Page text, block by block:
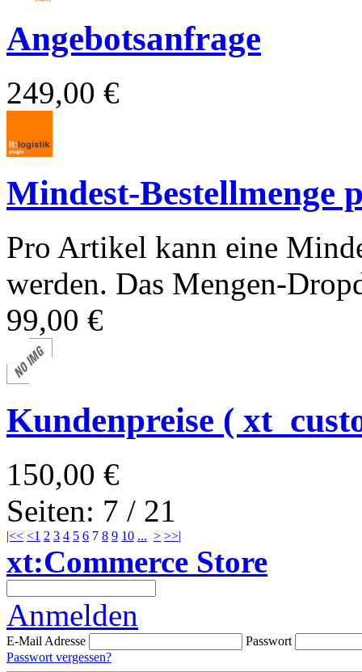
Angebotsanfrage
249,00 €
Mindest-Bestellmenge
Pro Artikel kann eine
werden. Das Mengen-
99,00 €
Kundenpreise (
150,00 €
Seiten: 7 / 21
|<< <1 2 3 4 5 6 7 8 9 10 ... > >>|
xt:Commerce Store
Anmelden
E-Mail Adresse
Passwort
Passwort vergessen?